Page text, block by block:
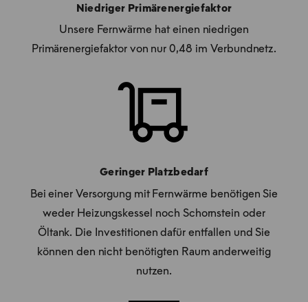
Niedriger Primärenergiefaktor
Unsere Fernwärme hat einen niedrigen
Primärenergiefaktor von nur 0,48 im Verbundnetz.
Geringer Platzbedarf
Bei einer Versorgung mit Fernwärme benötigen Sie
weder Heizungskessel noch Schornstein oder
Öltank. Die Investitionen dafür entfallen und Sie
können den nicht benötigten Raum anderweitig
nutzen.